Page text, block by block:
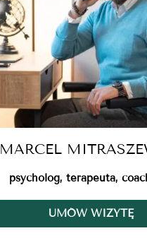
MARCEL
psycholog, terapeuta,
UMÓW WIZYTĘ